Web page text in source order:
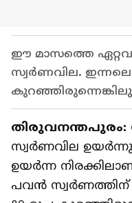
ഈ മാസത്തെ
സ്വർണവില. ഇന്നലെ
തിരുവനന്തപുരം:
സ്വർണവില
ഉയർന്ന
പവൻ സ്വർണത്തിന്